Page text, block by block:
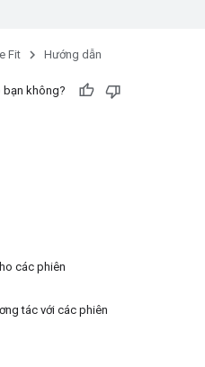
Fit Hướng dẫn
bạn không?
các phiên
tác với các phiên